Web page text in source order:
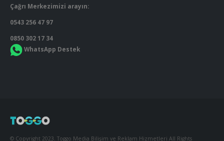
Çağrı Merkezimizi arayın:
0543 256 47 97
0850 302 17 34
WhatsApp Destek
© Copyright 2023. Toggo Media Bilişim ve Reklam Hizmetleri All Rights